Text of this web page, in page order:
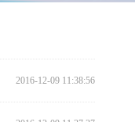
2016-12-09 11:38:56